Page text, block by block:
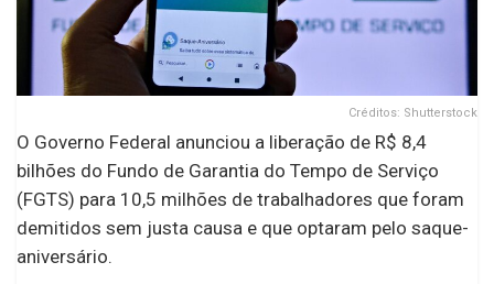
Créditos: Shutterstock
O Governo Federal anunciou a liberação de R$ 8,4
bilhões do Fundo de Garantia do Tempo de Serviço
(FGTS) para 10,5 milhões de trabalhadores que foram
demitidos sem justa causa e que optaram pelo saque-
aniversário.